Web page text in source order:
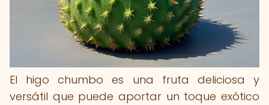
El higo chumbo es una fruta deliciosa y
versátil que puede aportar un toque exótico